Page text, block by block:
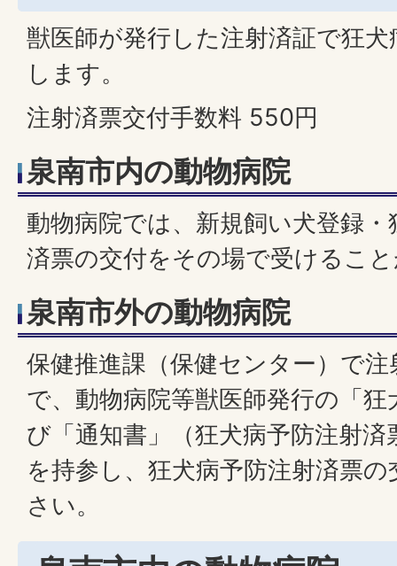
獣医師が発行した注射済証で狂
します。
注射済票交付手数料 550円
泉南市内の動物病院
動物病院では、新規飼い犬登録
済票の交付をその場で受けるこ
泉南市外の動物病院
保健推進課（保健センター）で
で、動物病院等獣医師発行の「
び「通知書」（狂犬病予防注射
を持参し、狂犬病予防注射済票
さい。